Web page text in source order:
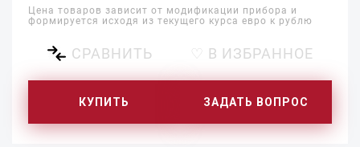
Цена товаров зависит от модификации прибора и
формируется исходя из текущего курса евро к рублю
СРАВНИТЬ ♡ В ИЗБРАННОЕ
КУПИТЬ ЗАДАТЬ ВОПРОС